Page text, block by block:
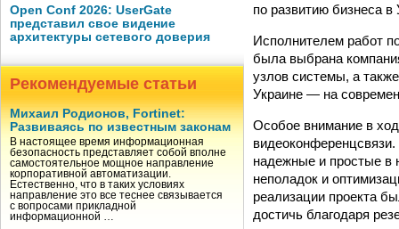
Open Conf 2026: UserGate
представил свое видение
архитектуры сетевого доверия
Рекомендуемые статьи
Михаил Родионов, Fortinet:
Развиваясь по известным законам
В настоящее время информационная
безопасность представляет собой вполне
самостоятельное мощное направление
корпоративной автоматизации.
Естественно, что в таких условиях
направление это все теснее связывается
с вопросами прикладной
информационной …
по развитию бизнеса в
Исполнителем работ
была выбрана
узлов системы, а
Украине — на
Особое внимание в
надежные и простые в
неполадок и
реализации проекта
достичь благодаря